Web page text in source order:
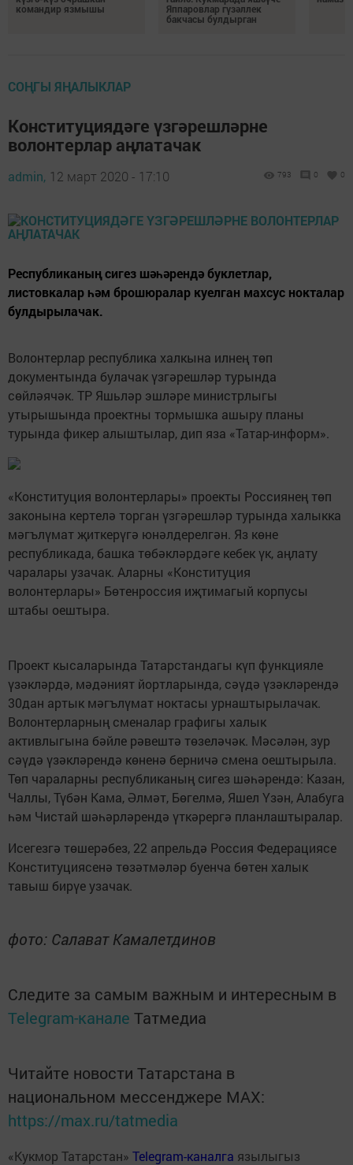
командир язмышы
Яппаровлар гүзәллек
бакчасы булдырган
СОҢГЫ ЯҢАЛЫКЛАР
Конституциядәге үзгәрешләрне
волонтерлар аңлатачак
admin, 12 март 2020 - 17:10 793 0 0
Республиканың сигез шәһәрендә буклетлар,
листовкалар һәм брошюралар куелган махсус нокталар
булдырылачак.
Волонтерлар республика халкына илнең төп
документында булачак үзгәрешләр турында
сөйләячәк. ТР Яшьләр эшләре министрлыгы
утырышында проектны тормышка ашыру планы
турында фикер алыштылар, дип яза «Татар-информ».
«Конституция волонтерлары» проекты Россиянең төп
законына кертелә торган үзгәрешләр турында халыкка
мәгълүмат җиткерүгә юнәлдерелгән. Яз көне
республикада, башка төбәкләрдәге кебек үк, аңлату
чаралары узачак. Аларны «Конституция
волонтерлары» Бөтенроссия иҗтимагый корпусы
штабы оештыра.
Проект кысаларында Татарстандагы күп функцияле
үзәкләрдә, мәдәният йортларында, сәүдә үзәкләрендә
30дан артык мәгълүмат ноктасы урнаштырылачак.
Волонтерларның сменалар графигы халык
активлыгына бәйле рәвештә төзеләчәк. Мәсәлән, зур
сәүдә үзәкләрендә көненә берничә смена оештырыла.
Төп чараларны республиканың сигез шәһәрендә: Казан,
Чаллы, Түбән Кама, Әлмәт, Бөгелмә, Яшел Үзән, Алабуга
һәм Чистай шәһәрләрендә үткәрергә планлаштыралар.
Исегезгә төшерәбез, 22 апрельдә Россия Федерациясе
Конституциясенә төзәтмәләр буенча бөтен халык
тавыш бирүе узачак.
фото: Салават Камалетдинов
Следите за самым важным и интересным в
Telegram-канале Татмедиа
Читайте новости Татарстана в
национальном мессенджере MАХ:
https://max.ru/tatmedia
«Кукмор Татарстан» Telegram-каналга язылыгыз